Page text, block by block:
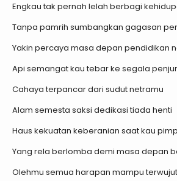
Engkau tak pernah lelah berbagi
Tanpa pamrih sumbangkan gagasan
Yakin percaya masa depan pendidikan
Api semangat kau tebar ke segala
Cahaya terpancar dari sudut netramu
Alam semesta saksi dedikasi tiada henti
Haus kekuatan keberanian saat kau
Yang rela berlomba demi masa depan
Olehmu semua harapan mampu